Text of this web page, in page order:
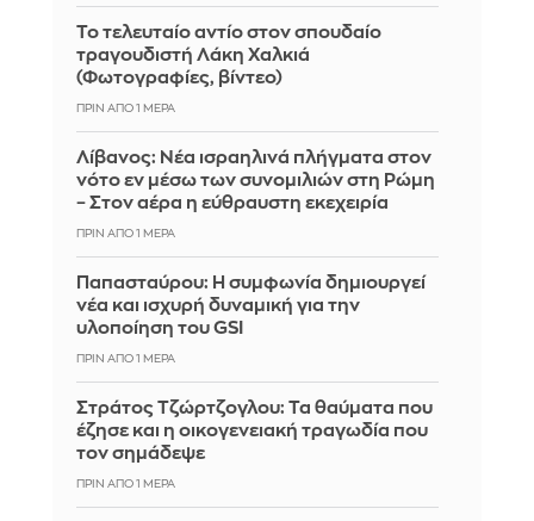
Το τελευταίο αντίο στον σπουδαίο
τραγουδιστή Λάκη Χαλκιά
(Φωτογραφίες, βίντεο)
ΠΡΙΝ ΑΠΌ 1 ΜΈΡΑ
Λίβανος: Νέα ισραηλινά πλήγματα στον
νότο εν μέσω των συνομιλιών στη Ρώμη
– Στον αέρα η εύθραυστη εκεχειρία
ΠΡΙΝ ΑΠΌ 1 ΜΈΡΑ
Παπασταύρου: Η συμφωνία δημιουργεί
νέα και ισχυρή δυναμική για την
υλοποίηση του GSI
ΠΡΙΝ ΑΠΌ 1 ΜΈΡΑ
Στράτος Τζώρτζογλου: Τα θαύματα που
έζησε και η οικογενειακή τραγωδία που
τον σημάδεψε
ΠΡΙΝ ΑΠΌ 1 ΜΈΡΑ